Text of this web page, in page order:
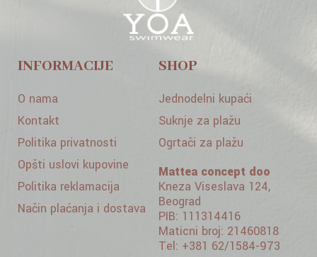
INFORMACIJE
O nama
Kontakt
Politika privatnosti
Opšti uslovi kupovine
Politika reklamacija
Način plaćanja i dostava
SHOP
Jednodelni kupaći
Suknje za plažu
Ogrtači za plažu
Mattea concept doo
Kneza Viseslava 124,
Beograd
PIB: 111314416
Maticni broj: 21460818
Tel: +381 62/1584-973